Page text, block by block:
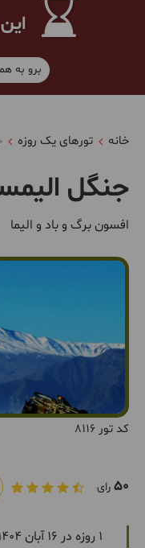
برو به
خانه تورهای یک روزه
جنگل
افسون برگ و باد و الیما
کد تور 8116
50 رای
1 روزه در 16 آبان 1404